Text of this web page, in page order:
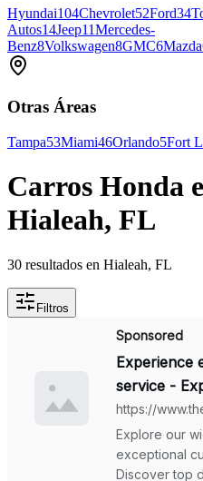
Hyundai104Chevrolet52Ford34
Autos14Jeep11Mercedes-
Benz8Volkswagen8GMC6Mazda
Otras Áreas
Tampa53Miami46Orlando5Fort
Carros Honda
Hialeah, FL
30 resultados en Hialeah, FL
Filtros